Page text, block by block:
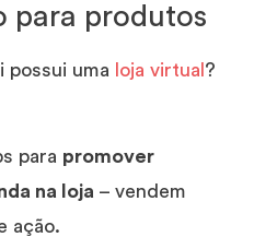
para produtos
possui uma loja virtual ?
para promover
na loja – vendem
ação.